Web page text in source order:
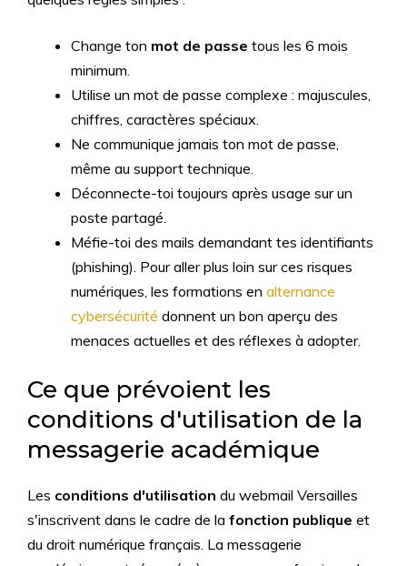
Change ton mot de passe tous les 6 mois
minimum.
Utilise un mot de passe complexe : majuscules,
chiffres, caractères spéciaux.
Ne communique jamais ton mot de passe,
même au support technique.
Déconnecte-toi toujours après usage sur un
poste partagé.
Méfie-toi des mails demandant tes identifiants
(phishing). Pour aller plus loin sur ces risques
numériques, les formations en alternance
cybersécurité donnent un bon aperçu des
menaces actuelles et des réflexes à adopter.
Ce que prévoient les
conditions d'utilisation de la
messagerie académique
Les conditions d'utilisation du webmail Versailles
s'inscrivent dans le cadre de la fonction publique et
du droit numérique français. La messagerie